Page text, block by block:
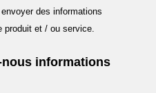
des informations
produit et / ou service.
informations